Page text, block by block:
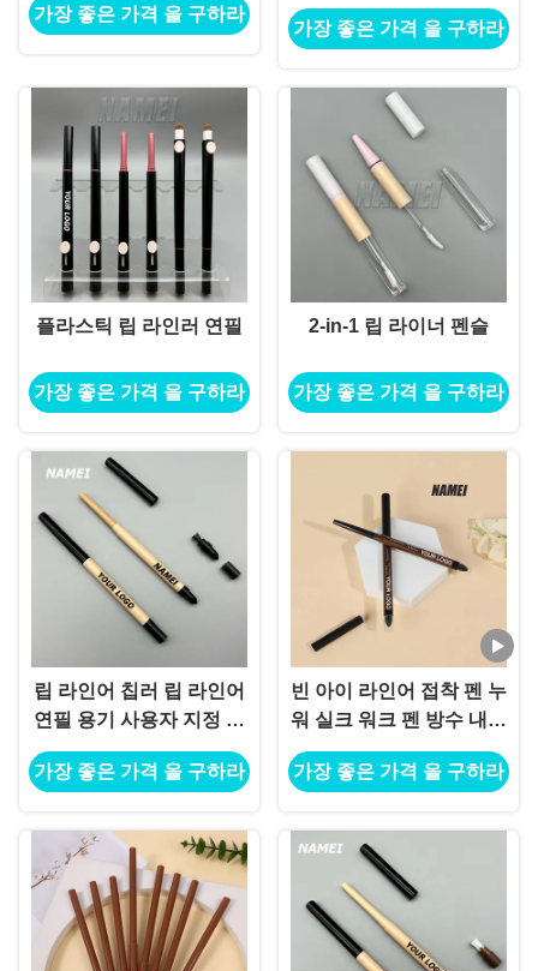
가장 좋은 가격 을 구하라
가장 좋은 가격 을 구하라
플라스틱 립 라인러 연필
가장 좋은 가격 을 구하라
2-in-1 립 라이너 펜슬
가장 좋은 가격 을 구하라
립 라인어 칩러 립 라인어
연필 용기 사용자 지정 로
고
가장 좋은 가격 을 구하라
빈 아이 라인어 접착 펜 누
워 실크 워크 펜 방수 내구
성 주문 젤 아이 라인어 연
필 컨테이너
가장 좋은 가격 을 구하라